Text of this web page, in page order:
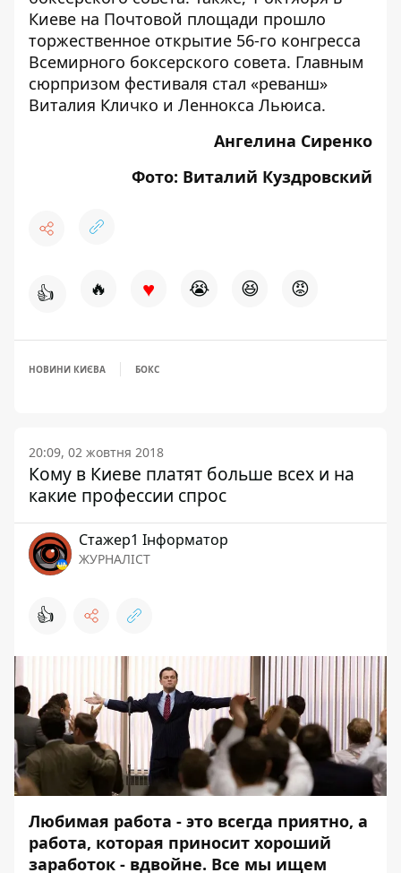
Киеве на Почтовой площади прошло
торжественное открытие 56-го конгресса
Всемирного боксерского совета. Главным
сюрпризом фестиваля стал «реванш»
Виталия Кличко и Леннокса Льюиса.
Ангелина Сиренко
Фото: Виталий Куздровский
👍 🔥 ♥ 😭 😆 😡
НОВИНИ КИЄВА БОКС
20:09, 02 жовтня 2018
Кому в Киеве платят больше всех и на
какие профессии спрос
Стажер1 Інформатор
ЖУРНАЛІСТ
👍
Любимая работа - это всегда приятно, а
работа, которая приносит хороший
заработок - вдвойне. Все мы ищем